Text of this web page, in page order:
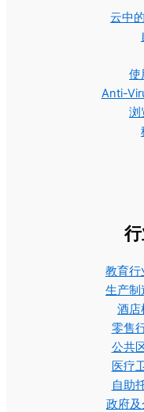
云中
使
Anti-
浏
教育行
生产制
酒店
零售
公共
医疗
自助
政府